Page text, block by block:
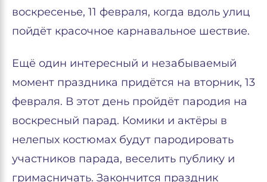
воскресенье, 11 февраля, когда вдоль улиц
пойдёт красочное карнавальное шествие.
Ещё один интересный и незабываемый
момент праздника придётся на вторник, 13
февраля. В этот день пройдёт пародия на
воскресный парад. Комики и актёры в
нелепых костюмах будут пародировать
участников парада, веселить публику и
гримасничать. Закончится праздник